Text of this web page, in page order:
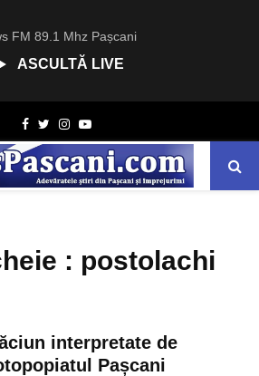
FM 89.1 Mhz Pașcani
ASCULTĂ LIVE
Facebook
TwitterInstagram
Youtube
: postolachi
interpretate de
Pașcani